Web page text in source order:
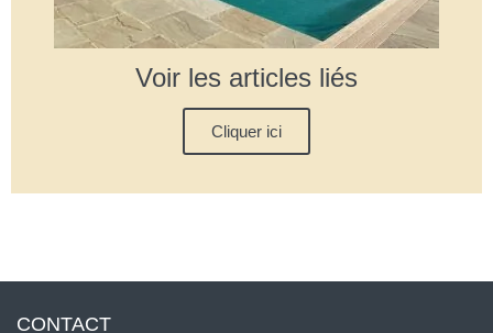
Voir les articles liés
Cliquer ici
CONTACT